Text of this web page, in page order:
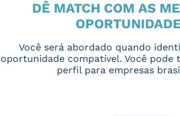
DÊ MATCH COM AS
Você será abordado quando
oportunidade compatível. Você pode
perfil para empresas